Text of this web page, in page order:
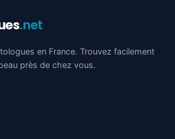
.net
en France. Trouvez facilement
près de chez vous.